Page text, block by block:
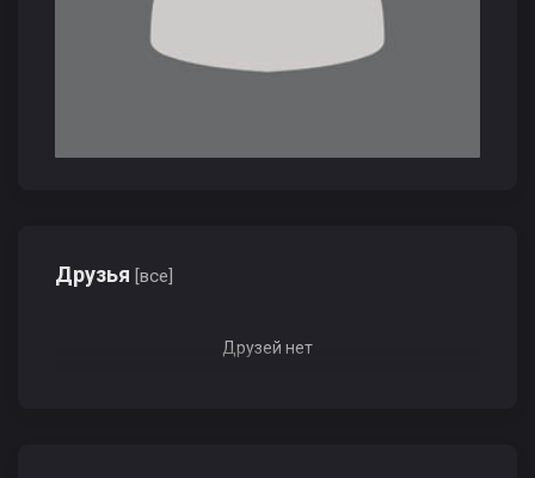
Друзья [все]
Друзей нет